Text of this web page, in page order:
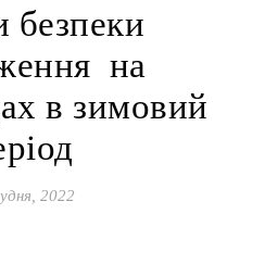
безпеки
на
в зимовий
2022